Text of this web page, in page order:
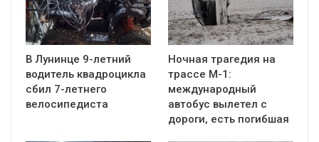
В Лунинце 9-летний
водитель квадроцикла
сбил 7-летнего
велосипедиста
Ночная трагедия на
трассе М-1:
международный
автобус вылетел с
дороги, есть погибшая